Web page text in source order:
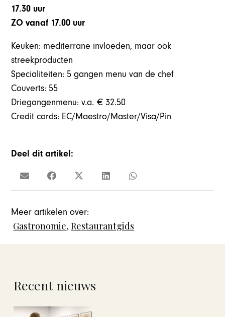
17.30 uur
ZO vanaf 17.00 uur
Keuken: mediterrane invloeden, maar ook
streekproducten
Specialiteiten: 5 gangen menu van de chef
Couverts: 55
Driegangenmenu: v.a. € 32.50
Credit cards: EC/Maestro/Master/Visa/Pin
Deel dit artikel:
Meer artikelen over:
Gastronomie,Restaurantgids
Recent nieuws